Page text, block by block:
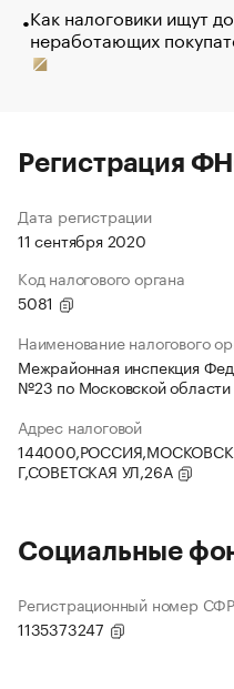
Как налоговики ищут
неработающих
Регистрация
Дата регистрации
11 сентября 2020
Код налогового органа
5081
Наименование налогового
Межрайонная инспекция
№23 по Московской области
Адрес налоговой
Г,СОВЕТСКАЯ УЛ,26А
Социальные
Регистрационный номер СФР
1135373247